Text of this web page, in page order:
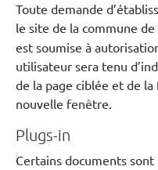
Toute demande
le site de la commune de
est soumise à
utilisateur sera tenu
de la page ciblée et de
nouvelle fenêtre.
Plugs-in
Certains documents